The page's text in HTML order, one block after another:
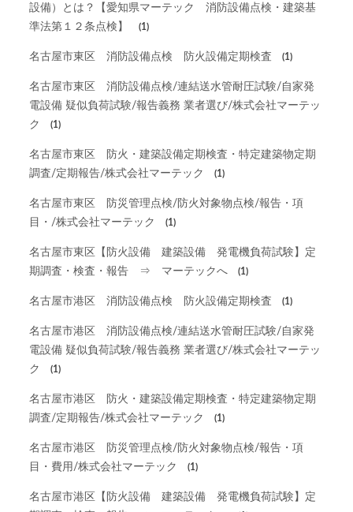
設備）とは？【愛知県マーテック 消防設備点検・建築基
準法第１２条点検】
(1)
名古屋市東区 消防設備点検 防火設備定期検査 (1)
名古屋市東区 消防設備点検/連結送水管耐圧試験/自家発
電設備 疑似負荷試験/報告義務 業者選び/株式会社マーテッ
ク
(1)
名古屋市東区 防火・建築設備定期検査・特定建築物定期
調査/定期報告/株式会社マーテック
(1)
名古屋市東区 防災管理点検/防火対象物点検/報告・項
目・/株式会社マーテック
(1)
名古屋市東区【防火設備 建築設備 発電機負荷試験】定
期調査・検査・報告 ⇒ マーテックへ
(1)
名古屋市港区 消防設備点検 防火設備定期検査 (1)
名古屋市港区 消防設備点検/連結送水管耐圧試験/自家発
電設備 疑似負荷試験/報告義務 業者選び/株式会社マーテッ
ク
(1)
名古屋市港区 防火・建築設備定期検査・特定建築物定期
調査/定期報告/株式会社マーテック
(1)
名古屋市港区 防災管理点検/防火対象物点検/報告・項
目・費用/株式会社マーテック
(1)
名古屋市港区【防火設備 建築設備 発電機負荷試験】定